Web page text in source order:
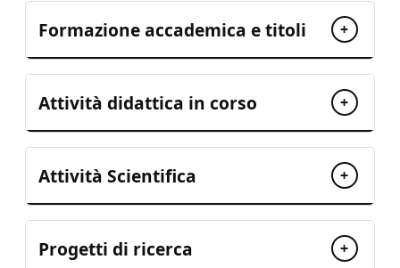
Formazione accademica e titoli +
Attività didattica in corso +
Attività Scientifica +
Progetti di ricerca +